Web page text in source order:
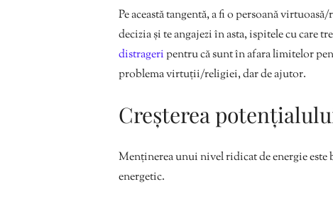
Pe această tangentă, a fi o persoană
decizia și te angajezi în asta, ispitele cu
distrageripentru că sunt în afara limitelor
problema virtuții/religiei, dar de ajutor.
Creșterea
Menținerea unui nivel ridicat de energie este
energetic.